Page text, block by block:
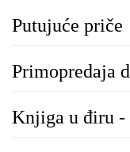
Putujuće priče
Primopredaja
Knjiga u điru -